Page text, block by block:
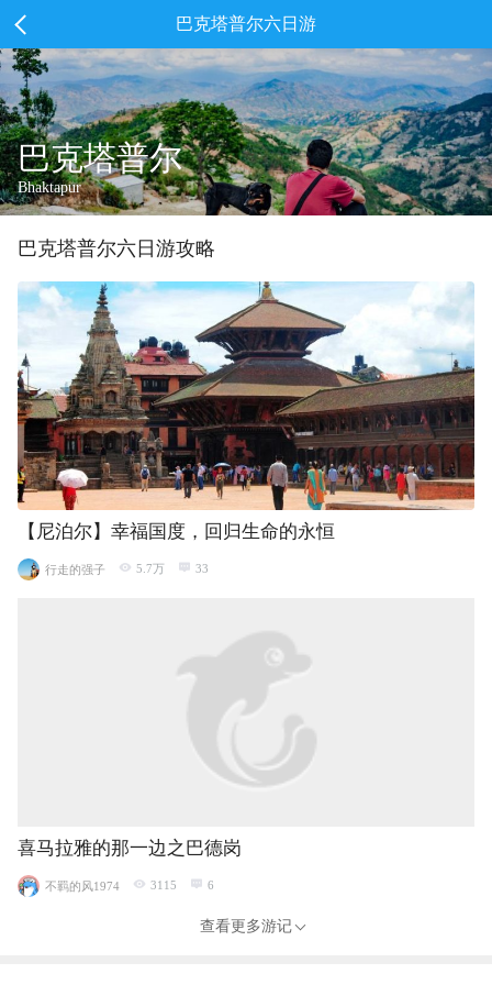
巴克塔普尔六日游
巴克塔普尔
Bhaktapur
巴克塔普尔六 日游攻略
【尼泊尔】幸福国度，回归生命的永恒
行走的强子 5.7万 33
喜马拉雅的那一边之巴德岗
不羁的风1974 3115 6
查看更多游记